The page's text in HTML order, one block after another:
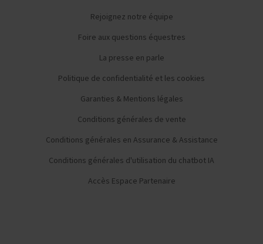
Rejoignez notre équipe
Foire aux questions équestres
La presse en parle
Politique de confidentialité et les cookies
Garanties & Mentions légales
Conditions générales de vente
Conditions générales en Assurance & Assistance
Conditions générales d'utilisation du chatbot IA
Accès Espace Partenaire